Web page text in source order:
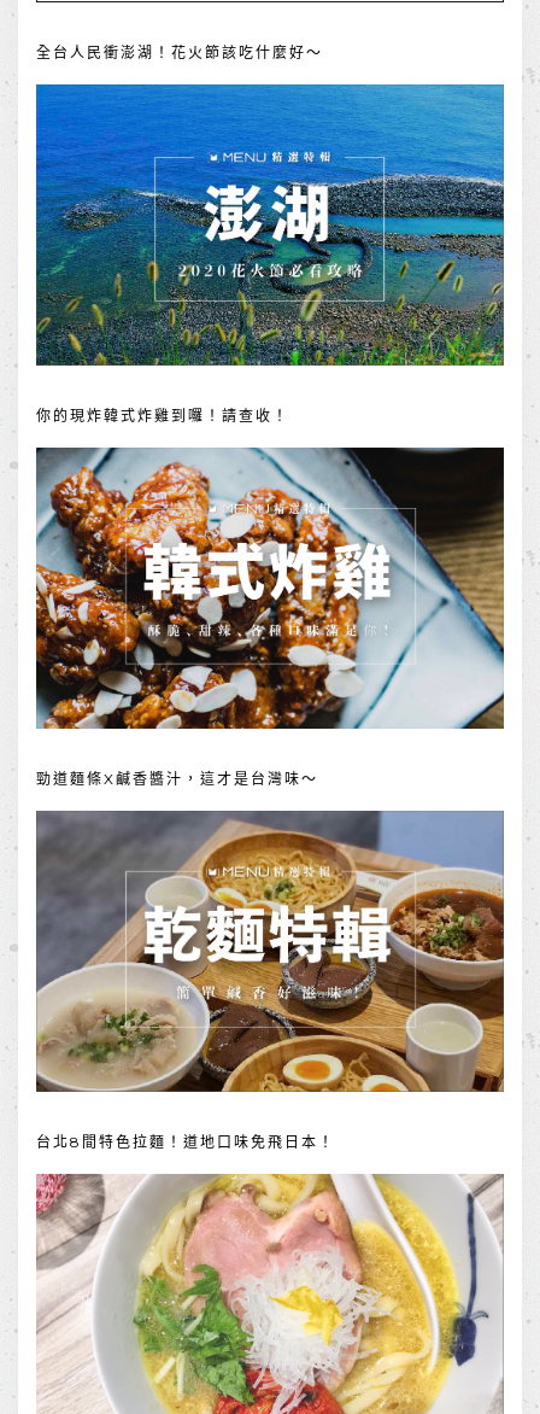
全台人民衝澎湖！花火節該吃什麼好～
你的現炸韓式炸雞到囉！請查收！
勁道麵條X鹹香醬汁，這才是台灣味～
台北8間特色拉麵！道地口味免飛日本！